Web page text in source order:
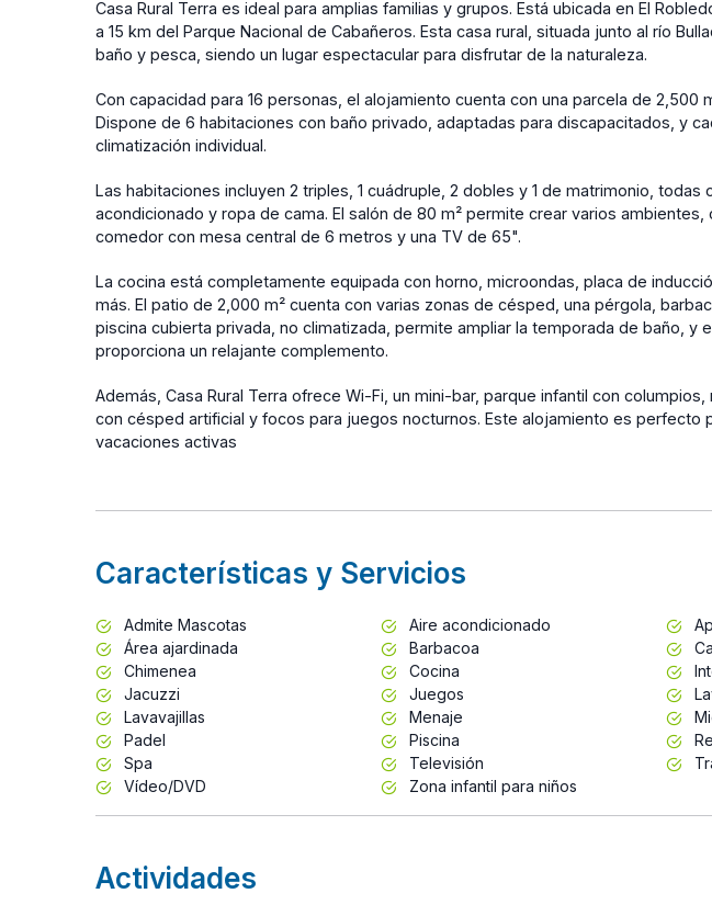
Casa Rural Terra es ideal para amplias familias y grupos. Está ubicada en El
a 15 km del Parque Nacional de Cabañeros. Esta casa rural, situada junto al río
baño y pesca, siendo un lugar espectacular para disfrutar de la naturaleza.
Con capacidad para 16 personas, el alojamiento cuenta con una parcela de 2,500
Dispone de 6 habitaciones con baño privado, adaptadas para discapacitados, y
climatización individual.
Las habitaciones incluyen 2 triples, 1 cuádruple, 2 dobles y 1 de matrimonio, todas
acondicionado y ropa de cama. El salón de 80 m² permite crear varios ambientes,
comedor con mesa central de 6 metros y una TV de 65".
La cocina está completamente equipada con horno, microondas, placa de
más. El patio de 2,000 m² cuenta con varias zonas de césped, una pérgola,
piscina cubierta privada, no climatizada, permite ampliar la temporada de baño, y
proporciona un relajante complemento.
Además, Casa Rural Terra ofrece Wi-Fi, un mini-bar, parque infantil con
con césped artificial y focos para juegos nocturnos. Este alojamiento es perfecto
vacaciones activas
Características y Servicios
Admite Mascotas Aire acondicionado
Área ajardinada
Barbacoa
Chimenea
Cocina
Jacuzzi
Juegos
Lavavajillas
Menaje
Padel
Piscina
Spa
Televisión
Vídeo/DVD
Zona infantil para niños
Actividades